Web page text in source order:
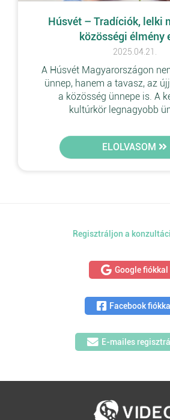
Húsvét – Tradíciók, lelki
közösségi élmény
2025.04.21.
A Húsvét Magyarországon
ünnep, hanem a tavasz, az
a közösség ünnepe is. A
kultúrkör legnagyobb
ELOLVASOM
Regisztráljon a
Google fiókkal
Facebook fiókkal
E-mailes